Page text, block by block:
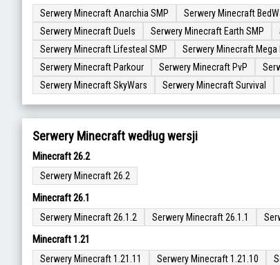
Serwery Minecraft Anarchia SMP Serwery Minecraft
Serwery Minecraft Duels
Serwery Minecraft Earth SMP
Serwery Minecraft Lifesteal SMP
Serwery Minecraft Mega
Serwery Minecraft Parkour
Serwery Minecraft PvP
Serwery Minecraft SkyWars
Serwery Minecraft Survival
Serwery Minecraft według wersji
Minecraft 26.2
Serwery Minecraft 26.2
Minecraft 26.1
Serwery Minecraft 26.1.2 Serwery Minecraft 26.1.1
Minecraft 1.21
Serwery Minecraft 1.21.11 Serwery Minecraft 1.21.10